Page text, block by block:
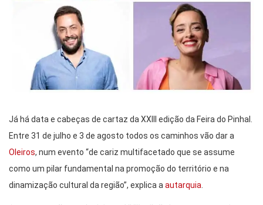
Já há data e cabeças de cartaz da XXIII edição da Feira do Pinhal.
Entre 31 de julho e 3 de agosto todos os caminhos vão dar a
Oleiros, num evento “de cariz multifacetado que se assume
como um pilar fundamental na promoção do território e na
dinamização cultural da região”, explica aautarquia.